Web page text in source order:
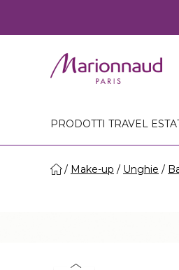
PRODOTTI TRAVEL
Make-up Unghie